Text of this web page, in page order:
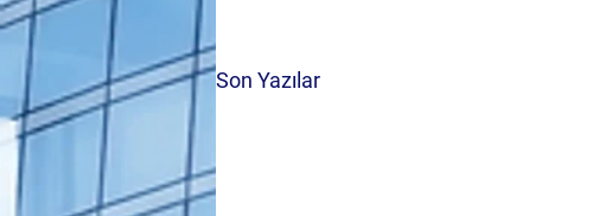
Son Yazılar